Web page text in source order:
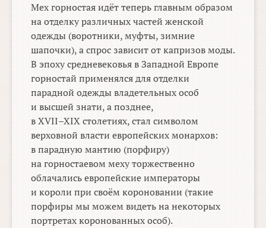
Мех горностая идёт теперь главным образом
на отделку различных частей женской
одежды (воротники, муфты, зимние
шапочки), а спрос зависит от капризов моды.
В эпоху средневековья в Западной Европе
горностай применялся для отделки
парадной одежды владетельных особ
и высшей знати, а позднее,
вXVII–XIX столетиях,стал символом
верховной власти европейских монархов:
в парадную мантию (порфиру)
на горностаевом меху торжественно
облачались европейские императоры
и короли при своём короновании (такие
порфиры мы можем видеть на некоторых
портретах коронованных особ).